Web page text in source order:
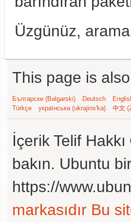
Üzgünüz,
This page is
Български (Bəlgarski) Deutsch
Türkçe
українська (ukrajins'ka) 中文
İçerik Telif
bakın. Ubuntu
https://
markasıdır Bu